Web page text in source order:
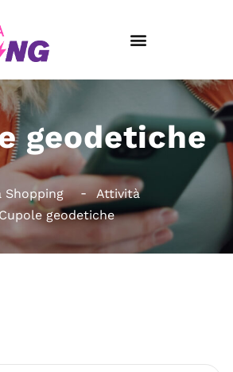
geodetiche
Shopping
Attività
Cupole geodetiche